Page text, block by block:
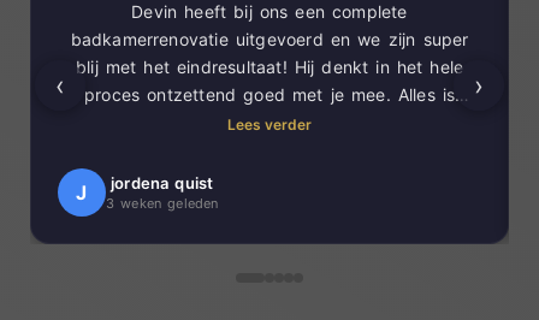
Devin heeft bij ons een complete
badkamerrenovatie uitgevoerd en we zijn super
blij met het eindresultaat! Hij denkt in het hele
proces ontzettend goed met je mee. Alles is
prachtig in verstek gezaagd voor een super
Lees verder
J jordena quist
3 weken geleden
‹ ›